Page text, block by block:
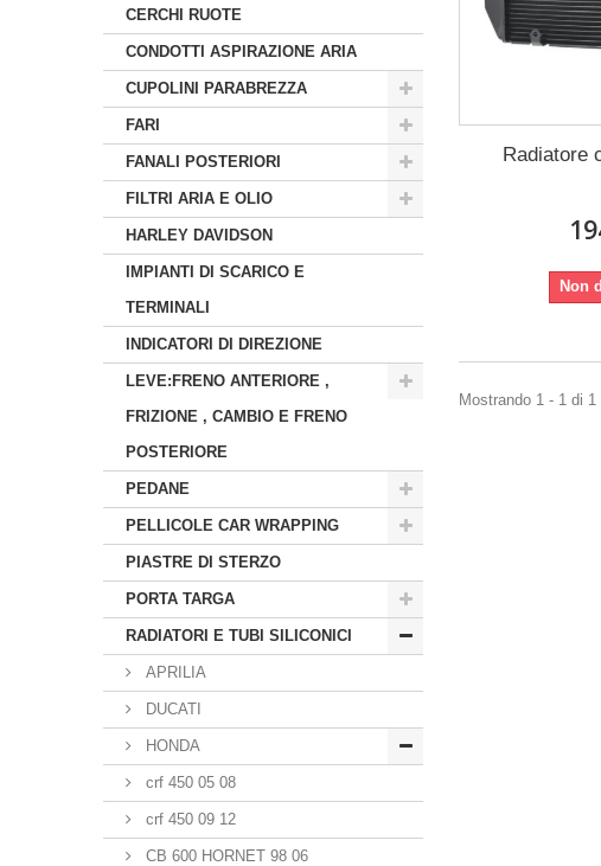
CERCHI RUOTE
CONDOTTI ASPIRAZIONE ARIA
CUPOLINI PARABREZZA
FARI
FANALI POSTERIORI
FILTRI ARIA E OLIO
HARLEY DAVIDSON
IMPIANTI DI SCARICO E
TERMINALI
INDICATORI DI DIREZIONE
LEVE:FRENO ANTERIORE ,
FRIZIONE , CAMBIO E FRENO
POSTERIORE
PEDANE
PELLICOLE CAR WRAPPING
PIASTRE DI STERZO
PORTA TARGA
RADIATORI E TUBI SILICONICI
APRILIA
DUCATI
HONDA
crf 450 05 08
crf 450 09 12
CB 600 HORNET 98 06
Radiatore
Non
Mostrando 1 - 1 di 1